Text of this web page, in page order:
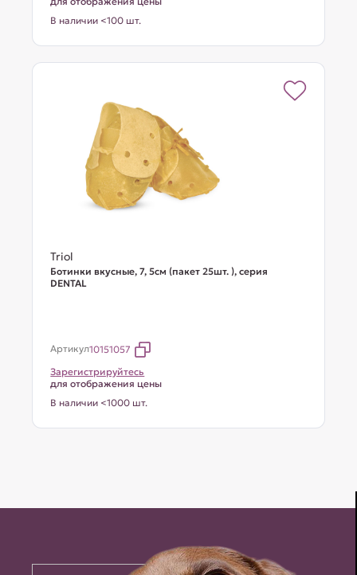
В наличии <100 шт.
Triol
Ботинки вкусные, 7, 5см (пакет 25шт. ), серия
DENTAL
Артикул10151057
Зарегистрируйтесь
для отображения цены
В наличии <1000 шт.